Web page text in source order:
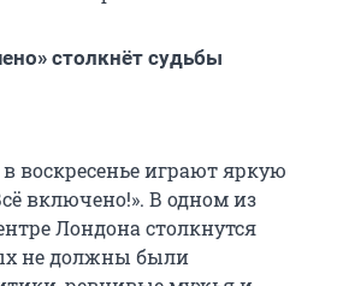
столкнёт судьбы
в воскресенье играют яркую
включено!». В одном из
Лондона столкнутся
не должны были